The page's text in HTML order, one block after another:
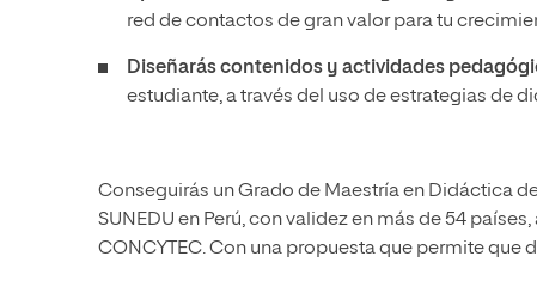
red de contactos de gran valor para tu
Diseñarás contenidos y actividades
estudiante, a través del uso de estrategias de
Conseguirás un Grado de Maestría en Didáctica
SUNEDU en Perú, con validez en más de 54
CONCYTEC. Con una propuesta que permite que